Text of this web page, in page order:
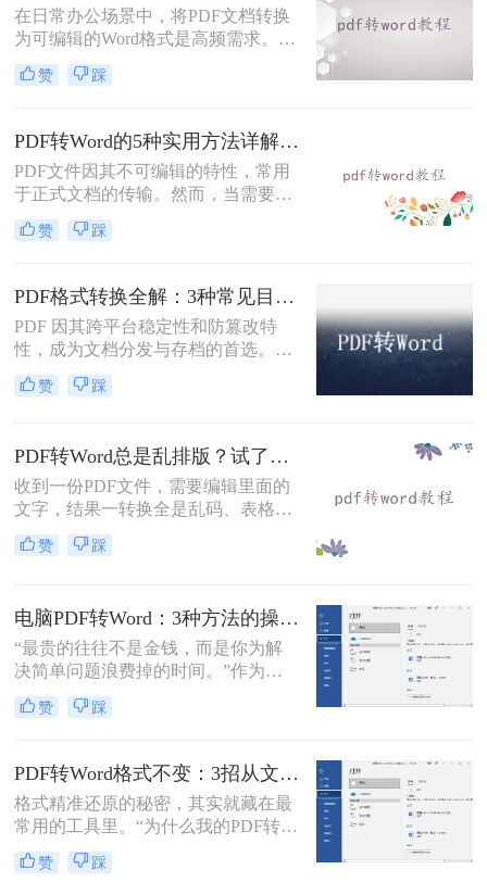
在日常办公场景中，将PDF文档转换
为可编辑的Word格式是高频需求。那
么电脑pdf怎么转换成word呢？本文综
合2025年最新技术动态，系统解析
赞 踩
PDF转Word的5种实用方法详解：含扫描件OCR处理与格式校对指南！
PDF文件因其不可编辑的特性，常用
于正式文档的传输。然而，当需要对
PDF内容进行修改时，将其转换为可
编辑的Word文档是必要的。那么pdf
常见且高效的方法，帮助您快速完成
转换。
赞 踩
PDF格式转换全解：3种常见目标格式及对应操作方法！
PDF 因其跨平台稳定性和防篡改特
性，成为文档分发与存档的首选。但
当需要编辑内容、调整格式或提取文
本时，将其转换为可编辑的 Word 文
流转换途径。
赞 踩
PDF转Word总是乱排版？试了好几个办法，这几个真的能用！
收到一份PDF文件，需要编辑里面的
文字，结果一转换全是乱码、表格错
位、图片跑偏——这种糟心事估计不
少人都遇到过。其实pdf怎么转换成
的PDF是什么类型、要转几个文件、
对排版要求高不高。本文就按不同场
景，把我自己实际用过、觉得靠谱的
转、批量处理、以及对排版要求高时
赞 踩
电脑PDF转Word：3种方法的操作步骤和常见报错处理！
“最贵的往往不是金钱，而是你为解
决简单问题浪费掉的时间。”作为专
注电脑办公软件测评多年的博
主，“电脑怎么将pdf转换成word免
背后，是无数职场人和内容创作者面
对合同、报告、文献时，渴望高效提
取、编辑信息的真切需求。
赞 踩
PDF转Word格式不变：3招从文件选择到输出设置全流程！
格式精准还原的秘密，其实就藏在最
常用的工具里。“为什么我的PDF转成
Word后，格式全乱了？”——这是小
编在后台收到最多的问题之一。相信
赞 踩